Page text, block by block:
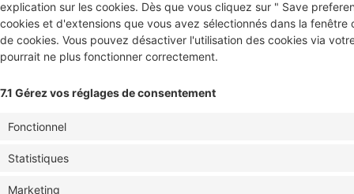
explication sur les cookies. Dès que vous cliquez sur " Save
cookies et d'extensions que vous avez sélectionnés dans la
de cookies. Vous pouvez désactiver l'utilisation des cookies via
pourrait ne plus fonctionner correctement.
7.1 Gérez vos réglages de consentement
Fonctionnel
Statistiques
Marketing